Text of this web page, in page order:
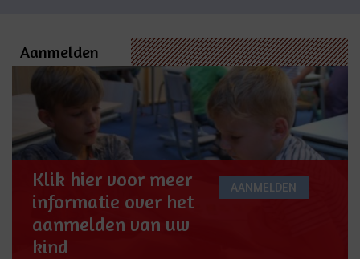
Aanmelden
Klik hier voor meer
informatie over het
aanmelden van uw
kind
AANMELDEN